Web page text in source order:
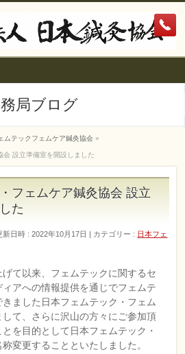
局ブログ
ムテックフェムケア鍼灸協会 »
会 設立準備室を開設しました
フェムケア鍼灸協会 設立
た
新日時 : 2022年10月17日 カテゴリー : 日本フェ
て以来、フェムテックに関するセ
アへの情報提供を通じでフェムテ
ました日本フェムテック・フェム
て、さらに沢山の方々にご参加頂
を目的として日本フェムテック・
変更することといたしました。